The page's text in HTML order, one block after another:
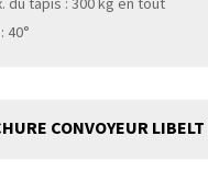
40°
CONVOYEUR